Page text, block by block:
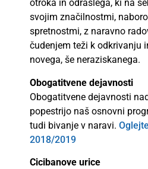
otroka in odraslega, ki na
svojim značilnostmi,
spretnostmi, z naravno
čudenjem teži k odkrivanju
novega, še neraziskanega.
Obogatitvene dejavnosti
Obogatitvene dejavnosti
popestrijo naš osnovni
tudi bivanje v naravi.
2018/2019
Cicibanove urice